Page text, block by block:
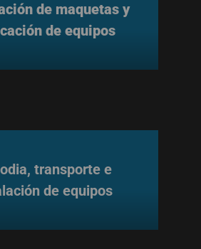
de maquetas y
de equipos
transporte e
de equipos